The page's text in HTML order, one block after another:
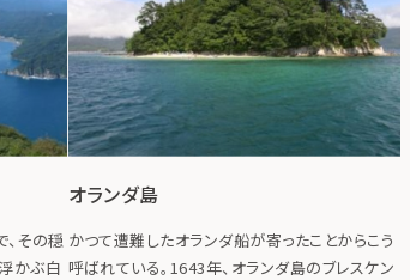
その穏
かぶ白
オランダ島
かつて遭難したオランダ船が寄ったことからこう
呼ばれている。1643年、オランダ島のブレスケン